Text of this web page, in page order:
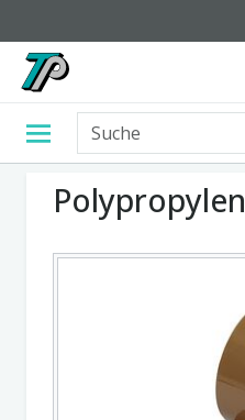
Polypropylen